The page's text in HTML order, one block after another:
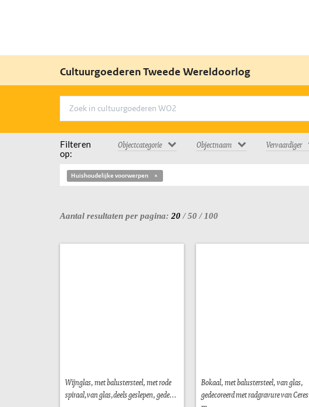
Cultuurgoederen Tweede Wereldoorlog
Filteren
op:
Objectcategorie Objectnaam Vervaardiger
Huishoudelijke voorwerpen
Aantal resultaten per pagina: 20 /50 / 100
Wijnglas, met balustersteel, met rode
spiraal,van glas,deels geslepen, gede...
Bokaal, met balustersteel, van glas,
gedecoreerd met radgravure van Ceres